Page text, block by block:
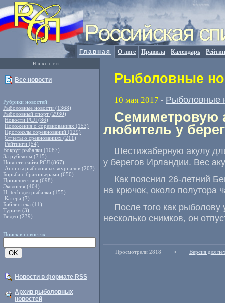
Главная О лиге Правила Календарь
Новости:
Все новости
Рубрики новостей:
Рыболовные новости (1368)
Рыболовный спорт (2930)
Новости РСЛ (86)
Положения о соревнованиях (153)
Протоколы соревнований (129)
Отчеты о сревнованиях (211)
Рейтинги (54)
Вокруг рыбалки (1087)
За рубежом (715)
Новости сайта РСЛ (867)
Анонсы рыболовных журналов (207)
Борьба с браконьерами (650)
Происшествия (698)
Экология (404)
Hi-tech для рыбалки (155)
Катера (7)
Библиотека (11)
Туризм (3)
Видео (239)
Поиск в новостях:
Новости в формате RSS
Архив рыболовных
новостей
Рыболовные
10 мая 2017 - Рыболовные
Семиметровую
любитель у
Шестижаберную акулу
у берегов Ирландии. Вес
Как пояснил 26-летний
на крючок, около полутора
После того как рыболову
несколько снимков, он
Просмотрели 2818 • Версия для